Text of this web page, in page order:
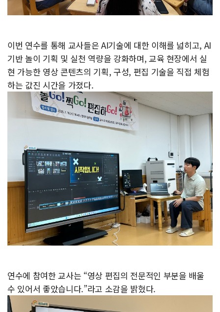
이번 연수를 통해 교사들은 AI기술에 대한 이해를 넓히고, AI
기반 놀이 기획 및 실천 역량을 강화하며, 교육 현장에서 실
현 가능한 영상 콘텐츠의 기획, 구성, 편집 기술을 직접 체험
하는 값진 시간을 가졌다.
연수에 참여한 교사는 “영상 편집의 전문적인 부분을 배울
수 있어서 좋았습니다.”라고 소감을 밝혔다.